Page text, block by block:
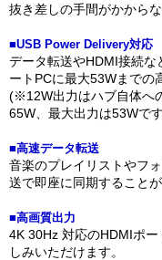
抜き差しの手間がかからな
■USB Power Delivery対応
データ転送やHDMI接続な
ートPCに最大53Wまでの
(※12W出力はハブ自体へ
65W、最大出力は53Wで
■高速データ転送
音楽のプレイリストやフ
送で即座に同期することが
■高画質出力
4K 30Hz 対応のHDMIポ
しみいただけます。